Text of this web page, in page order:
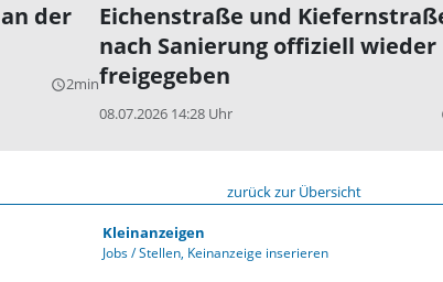
der
query_builder2min
Eichenstraße und
nach Sanierung offiziell wieder
freigegeben
08.07.2026 14:28 Uhr
zurück zur Übersicht
Kleinanzeigen
Jobs / Stellen Keinanzeige inserieren